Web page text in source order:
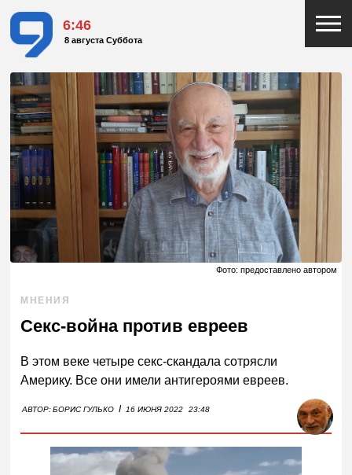
6:46
8 августа Суббота
Фото: предоставлено автором
МНЕНИЯ
Секс-война против евреев
В этом веке четыре секс-скандала сотрясли
Америку. Все они имели антигероями евреев.
АВТОР:БОРИС ГУЛЬКО I 16 ИЮНЯ 2022 23:48